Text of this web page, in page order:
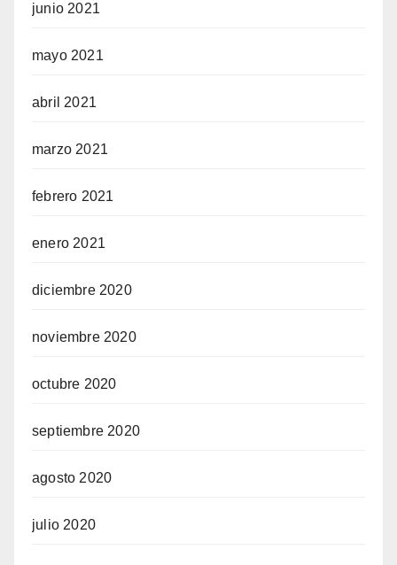
junio 2021
mayo 2021
abril 2021
marzo 2021
febrero 2021
enero 2021
diciembre 2020
noviembre 2020
octubre 2020
septiembre 2020
agosto 2020
julio 2020